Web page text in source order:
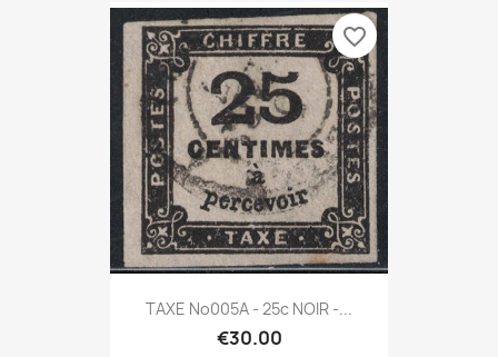
TAXE No005A - 25c NOIR -...
€30.00
favorite_border